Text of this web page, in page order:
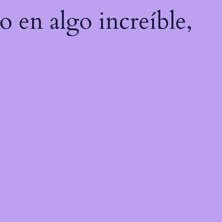
en algo increíble,